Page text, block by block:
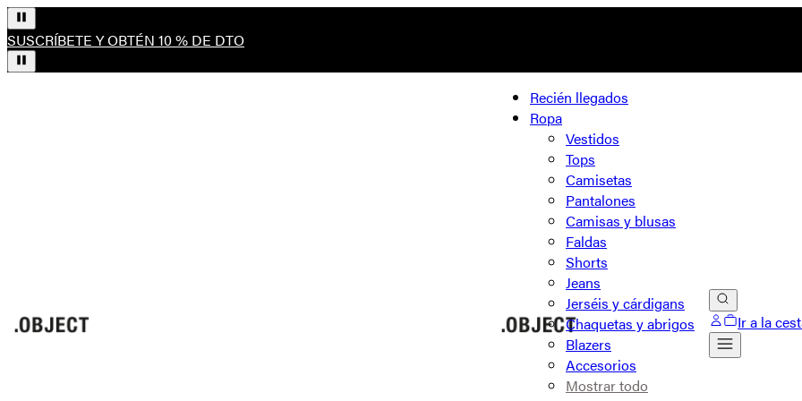
SUSCRÍBETE Y OBTÉN 10 % DE DTO
Recién llegados
Ropa
Vestidos
Tops
Camisetas
Pantalones
Camisas y blusas
Faldas
Shorts
Jeans
Jerséis y cárdigans
Chaquetas y abrigos
Blazers
Accesorios
Mostrar todo
Ir a la